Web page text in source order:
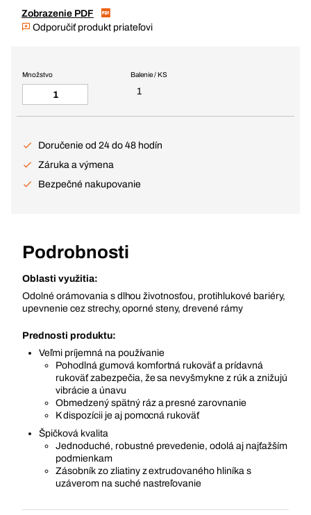
Zobrazenie PDF
Odporučiť produkt priateľovi
Balenie / KS
1
Množstvo
Doručenie od 24 do 48 hodín
Záruka a výmena
Bezpečné nakupovanie
Podrobnosti
Oblasti využitia:
Odolné orámovania s dlhou životnosťou, protihlukové bariéry,
upevnenie cez strechy, oporné steny, drevené rámy
Prednosti produktu:
Veľmi príjemná na používanie
Pohodlná gumová komfortná rukoväť a prídavná
rukoväť zabezpečia, že sa nevyšmykne z rúk a znižujú
vibrácie a únavu
Obmedzený spätný ráz a presné zarovnanie
K dispozícii je aj pomocná rukoväť
Špičková kvalita
Jednoduché, robustné prevedenie, odolá aj najťažším
podmienkam
Zásobník zo zliatiny z extrudovaného hliníka s
uzáverom na suché nastreľovanie